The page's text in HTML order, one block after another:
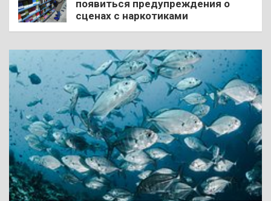
появиться предупреждения о
сценах с наркотиками